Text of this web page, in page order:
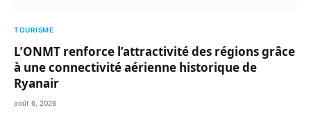
TOURISME
L’ONMT renforce l’attractivité des régions grâce
à une connectivité aérienne historique de
Ryanair
août 6, 2026